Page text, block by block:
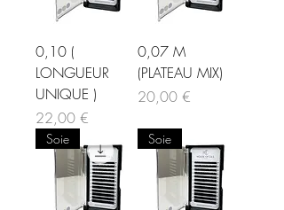
0,10 (
LONGUEUR
UNIQUE )
Prix
22,00 €
0,07 M
(PLATEAU MIX)
Prix
20,00 €
Soie Soie